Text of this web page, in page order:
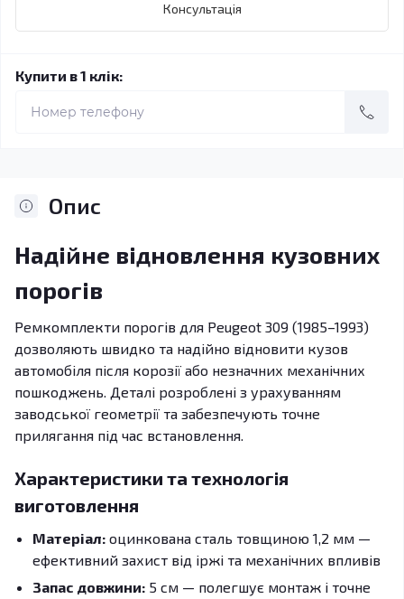
Консультація
Купити в 1 клік:
Опис
Надійне відновлення кузовних
порогів
Ремкомплекти порогів для Peugeot 309 (1985–1993)
дозволяють швидко та надійно відновити кузов
автомобіля після корозії або незначних механічних
пошкоджень. Деталі розроблені з урахуванням
заводської геометрії та забезпечують точне
прилягання під час встановлення.
Характеристики та технологія
виготовлення
Матеріал: оцинкована сталь товщиною 1,2 мм —
ефективний захист від іржі та механічних впливів
Запас довжини: 5 см — полегшує монтаж і точне